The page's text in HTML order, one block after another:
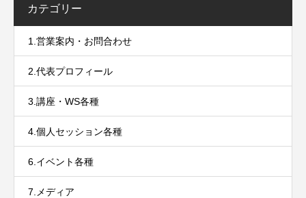
カテゴリー
1.営業案内・お問合わせ
2.代表プロフィール
3.講座・WS各種
4.個人セッション各種
6.イベント各種
7.メディア